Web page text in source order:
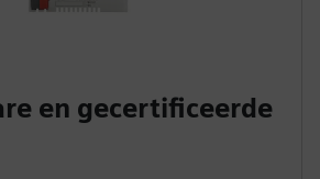
en gecertificeerde